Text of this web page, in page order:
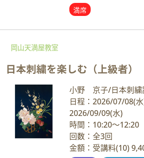
満席
岡山天満屋教室
日本刺繍を楽しむ（上級者）
小野 京子/日本刺繍
日程：2026/07/08(
2026/09/09(水)
時間：10:20～12:20
回数：全3回
金額：受講料(10)